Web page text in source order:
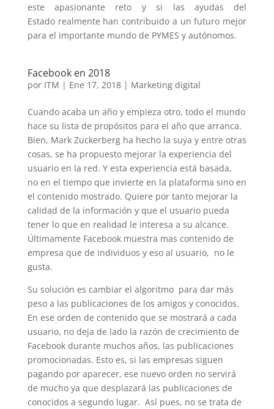
este apasionante reto y si las ayudas del
Estado realmente han contribuido a un futuro mejor
para el importante mundo de PYMES y autónomos.
Facebook en 2018
por ITM | Ene 17, 2018| Marketing digital
Cuando acaba un año y empieza otro, todo el mundo
hace su lista de propósitos para el año que arranca.
Bien, Mark Zuckerberg ha hecho la suya y entre otras
cosas, se ha propuesto mejorar la experiencia del
usuario en la red. Y esta experiencia está basada,
no en el tiempo que invierte en la plataforma sino en
el contenido mostrado. Quiere por tanto mejorar la
calidad de la información y que el usuario pueda
tener lo que en realidad le interesa a su alcance.
Últimamente Facebook muestra mas contenido de
empresa que de individuos y eso al usuario, no le
gusta.
Su solución es cambiar el algoritmo para dar más
peso a las publicaciones de los amigos y conocidos.
En ese orden de contenido que se mostrará a cada
usuario, no deja de lado la razón de crecimiento de
Facebook durante muchos años, las publicaciones
promocionadas. Esto es, si las empresas siguen
pagando por aparecer, ese nuevo orden no servirá
de mucho ya que desplazará las publicaciones de
conocidos a segundo lugar. Así pues, no se trata de